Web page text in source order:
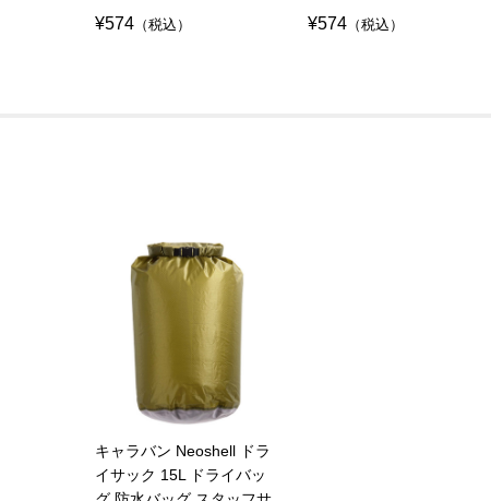
¥574 （税込） ¥574 （税込）
キャラバン Neoshell ドラ
イサック 15L ドライバッ